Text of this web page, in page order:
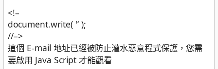
<!–
document.write( '‘ );
//–>
這個 E-mail 地址已經被防止灌水惡意程式保護，您需
要啟用 Java Script 才能觀看